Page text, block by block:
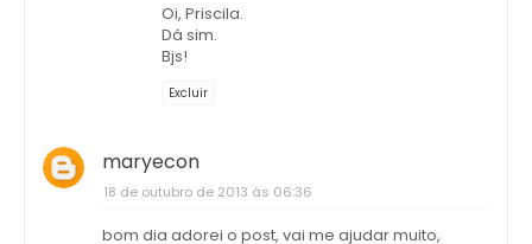
Oi, Priscila.
Dá sim.
Bjs!
Excluir
maryecon
18 de outubro de 2013 às 06:36
bom dia adorei o post, vai me ajudar muito,